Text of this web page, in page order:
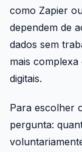
como Zapier
dependem de
dados sem
mais
digitais.
Para escolher
pergunta: